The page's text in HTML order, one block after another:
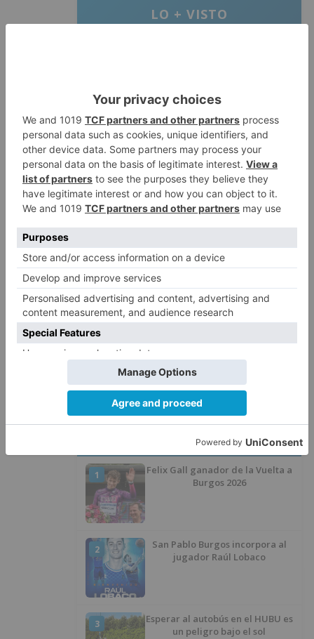
LO + VISTO
2
Villatoro da el primer paso para
dejar atrás su aislamiento con el
inicio de la senda peatonal y
ciclista
3
Un hombre de 80 años resulta
herido en Burgos tras la colisión
4
La provincia de Burgos celebra
5
La Guardia Civil desmonta la
versión de un repartidor tras
desaparecer 3.256 euros
LO ÚLTIMO
1
Felix Gall ganador de la Vuelta a
Burgos 2026
2
San Pablo Burgos incorpora al
jugador Raúl Lobaco
3
Esperar al autobús en el HUBU es
un peligro bajo el sol